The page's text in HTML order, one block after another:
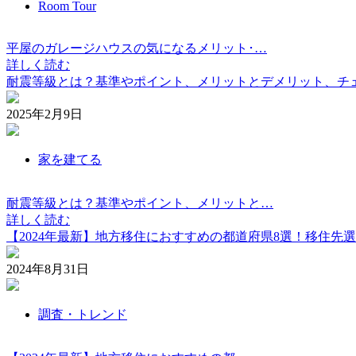
Room Tour
平屋のガレージハウスの気になるメリット･…
詳しく読む
耐震等級とは？基準やポイント、メリットとデメリット、
2025年2月9日
家を建てる
耐震等級とは？基準やポイント、メリットと…
詳しく読む
【2024年最新】地方移住におすすめの都道府県8選！移住先
2024年8月31日
調査・トレンド